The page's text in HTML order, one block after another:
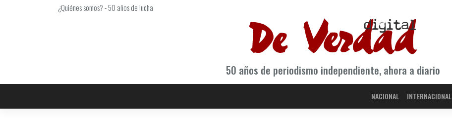
¿Quiénes somos?-50 años de lucha
50 años de periodismo independiente, ahora a diario
NACIONAL INTERNACIONAL